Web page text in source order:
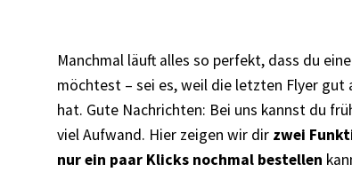
Manchmal läuft alles so perfekt, dass du
möchtest – sei es, weil die letzten Flyer
hat. Gute Nachrichten: Bei uns kannst du
viel Aufwand. Hier zeigen wir dir zwei
nur ein paar Klicks nochmal bestellen